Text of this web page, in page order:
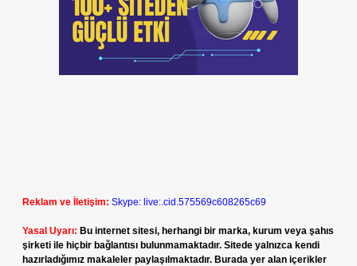
Reklam ve İletişim: Skype: live:.cid.575569c608265c69
Yasal Uyarı: Bu internet sitesi, herhangi bir marka, kurum veya şahıs
şirketi ile hiçbir bağlantısı bulunmamaktadır. Sitede yalnızca kendi
hazırladığımız makaleler paylaşılmaktadır. Burada yer alan içerikler